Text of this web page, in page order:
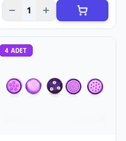
1
4 ADET